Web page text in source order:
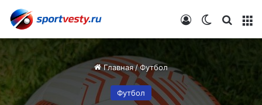
Switch skin
Войти
Главная/Футбол
Футбол